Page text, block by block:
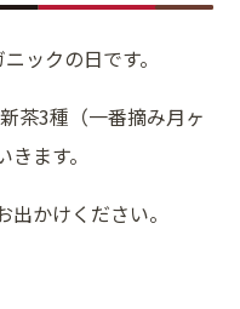
ックの日です。
茶3種（一番摘み月ヶ
ます。
かけください。